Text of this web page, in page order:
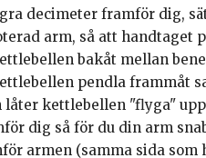
decimeter framför dig,
arm, så att handtaget
bakåt mellan
pendla frammåt
låter kettlebellen "flyga"
dig så för du din arm
armen (samma sida som